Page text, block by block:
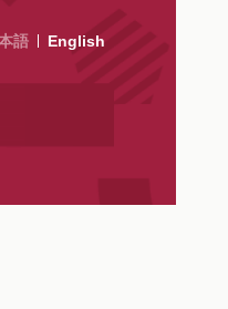
語 English